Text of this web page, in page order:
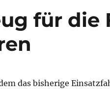
für die
das bisherige